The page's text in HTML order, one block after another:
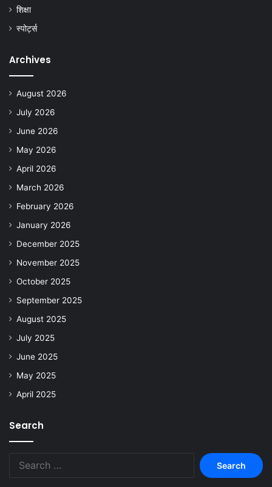
शिक्षा
स्पोर्ट्स
Archives
August 2026
July 2026
June 2026
May 2026
April 2026
March 2026
February 2026
January 2026
December 2025
November 2025
October 2025
September 2025
August 2025
July 2025
June 2025
May 2025
April 2025
Search